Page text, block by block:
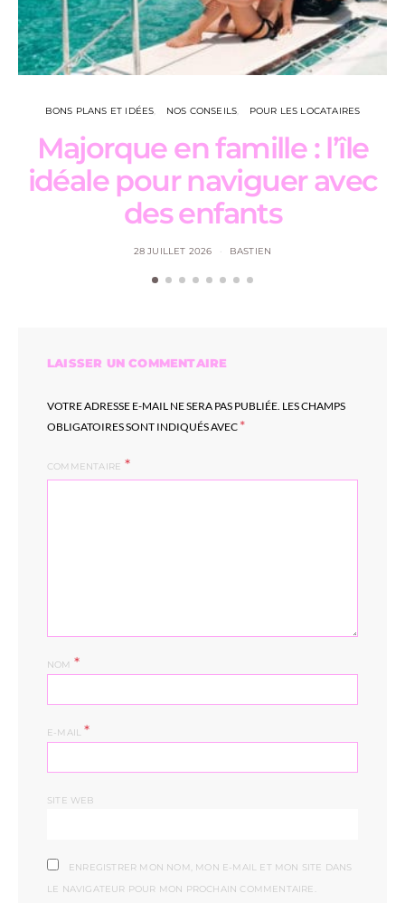
BONS PLANS ET IDÉES NOS CONSEILS POUR LES LOCATAIRES
Majorque en famille : l’île
idéale pour naviguer avec
des enfants
28 JUILLET 2026 BASTIEN
LAISSER UN COMMENTAIRE
VOTRE ADRESSE E-MAIL NE SERA PAS PUBLIÉE. LES CHAMPS
OBLIGATOIRES SONT INDIQUÉS AVEC *
COMMENTAIRE
NOM *
E-MAIL*
SITE WEB
ENREGISTRER MON NOM, MON E-MAIL ET MON SITE DANS
LE NAVIGATEUR POUR MON PROCHAIN COMMENTAIRE.